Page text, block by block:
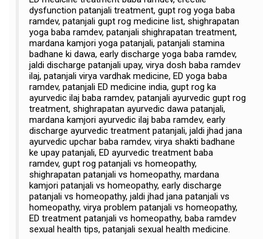
dysfunction patanjali treatment, gupt rog yoga baba
ramdev, patanjali gupt rog medicine list, shighrapatan
yoga baba ramdev, patanjali shighrapatan treatment,
mardana kamjori yoga patanjali, patanjali stamina
badhane ki dawa, early discharge yoga baba ramdev,
jaldi discharge patanjali upay, virya dosh baba ramdev
ilaj, patanjali virya vardhak medicine, ED yoga baba
ramdev, patanjali ED medicine india, gupt rog ka
ayurvedic ilaj baba ramdev, patanjali ayurvedic gupt rog
treatment, shighrapatan ayurvedic dawa patanjali,
mardana kamjori ayurvedic ilaj baba ramdev, early
discharge ayurvedic treatment patanjali, jaldi jhad jana
ayurvedic upchar baba ramdev, virya shakti badhane
ke upay patanjali, ED ayurvedic treatment baba
ramdev, gupt rog patanjali vs homeopathy,
shighrapatan patanjali vs homeopathy, mardana
kamjori patanjali vs homeopathy, early discharge
patanjali vs homeopathy, jaldi jhad jana patanjali vs
homeopathy, virya problem patanjali vs homeopathy,
ED treatment patanjali vs homeopathy, baba ramdev
sexual health tips, patanjali sexual health medicine.